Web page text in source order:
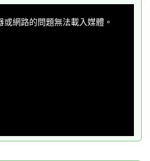
或網路的問題無法載入媒體。